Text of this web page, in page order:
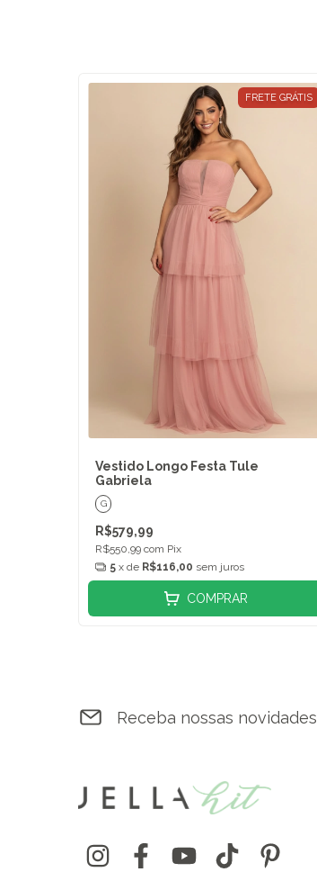
FRETE GRÁTIS
Vestido Longo Festa Tule
Gabriela
G
R$579,99
R$550,99 com Pix
5 x de R$116,00 sem juros
COMPRAR
Receba nossas novidades